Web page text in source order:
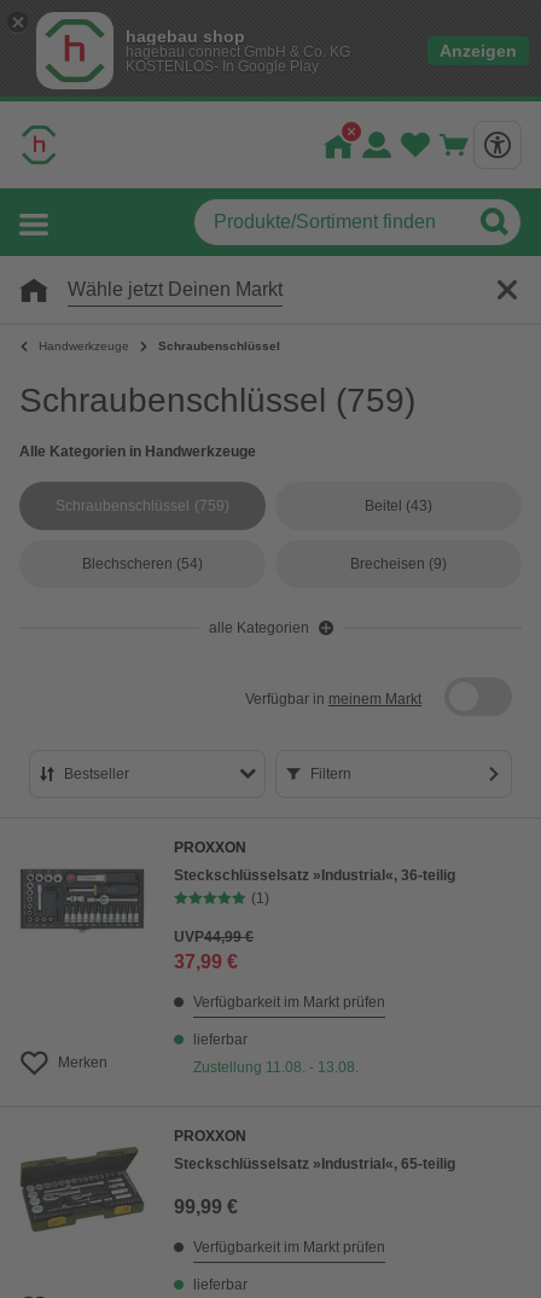
hagebau shop
hagebau connect GmbH & Co. KG
KOSTENLOS- In Google Play
Anzeigen
Wähle jetzt Deinen Markt
Handwerkzeuge Schraubenschlüssel
Schraubenschlüssel (759)
Alle Kategorien in Handwerkzeuge
Schraubenschlüssel (759) Beitel (43)
Blechscheren (54) Brecheisen (9)
alle Kategorien
Verfügbar in meinem Markt
Bestseller
Preis aufsteigend
Preis absteigend
Filtern
Merken
PROXXON
Steckschlüsselsatz »Industrial«, 36-teilig
(1)
UVP44,99 €
37,99 €
Verfügbarkeit im Markt prüfen
lieferbar
Zustellung 11.08. - 13.08.
PROXXON
Steckschlüsselsatz »Industrial«, 65-teilig
99,99 €
Verfügbarkeit im Markt prüfen
lieferbar